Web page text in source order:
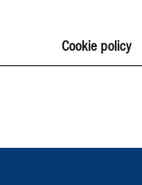
Cookie policy